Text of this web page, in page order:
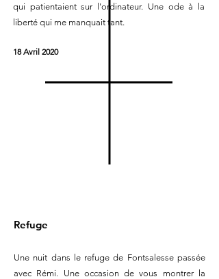
qui patientaient sur l'ordinateur. Une ode à la
liberté qui me manquait tant.
18 Avril 2020
Refuge
Une nuit dans le refuge de Fontsalesse passée
avec Rémi. Une occasion de vous montrer la